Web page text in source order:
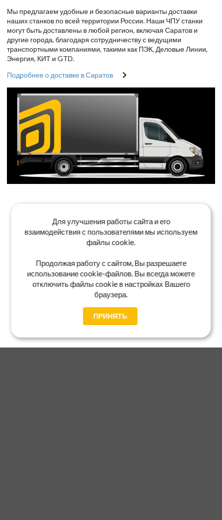
Мы предлагаем удобные и безопасные варианты доставки
наших станков по всей территории России. Наши ЧПУ станки
могут быть доставлены в любой регион, включая Саратов и
другие города, благодаря сотрудничеству с ведущими
транспортными компаниями, такими как ПЭК, Деловые Линии,
Энергия, КИТ и GTD.
Подробнее о доставке в Саратов
Для улучшения работы сайта и его
взаимодействия с пользователями мы используем
файлы cookie.
Продолжая работу с сайтом, Вы разрешаете
использование cookie-файлов. Вы всегда можете
отключить файлы cookie в настройках Вашего
браузера.
ПРИНЯТЬ